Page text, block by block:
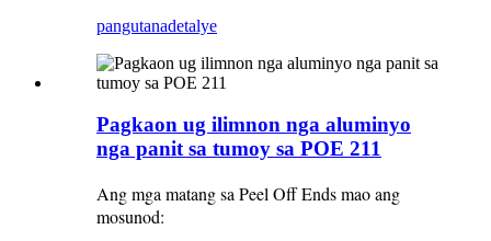
pangutanadetalye
Pagkaon ug ilimnon nga aluminyo
nga panit sa tumoy sa POE 211
Ang mga matang sa Peel Off Ends mao ang
mosunod: